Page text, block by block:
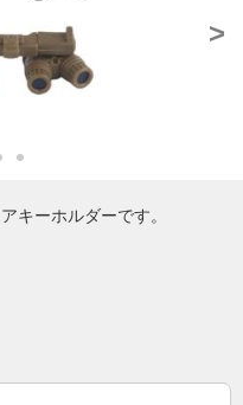
>
キーホルダーです。